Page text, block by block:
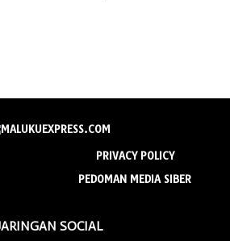
PRIVACY POLICY
PEDOMAN MEDIA SIBER
SOCIAL